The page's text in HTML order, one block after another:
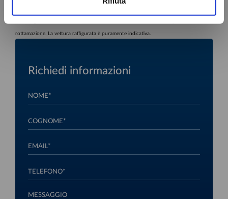
rottamazione. La vettura raffigurata è puramente indicativa.
Richiedi informazioni
NOME*
COGNOME*
EMAIL*
TELEFONO*
MESSAGGIO